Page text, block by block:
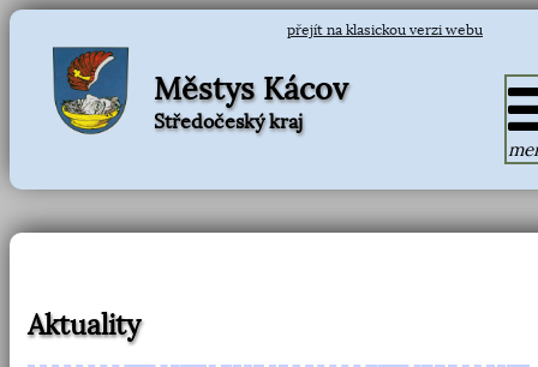
přejít na klasickou verzi webu
Městys Kácov
Středočeský kraj
Aktuality